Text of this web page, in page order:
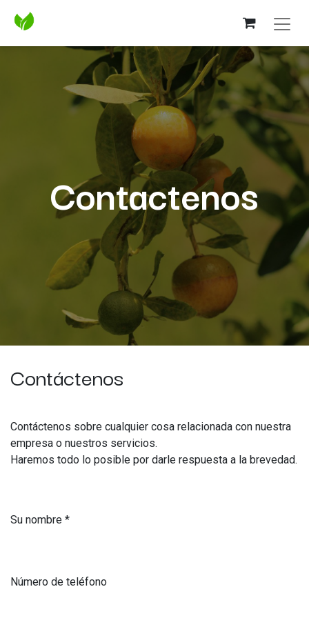
Contactenos
Contáctenos
Contáctenos sobre cualquier cosa relacionada con nuestra
empresa o nuestros servicios.
Haremos todo lo posible por darle respuesta a la brevedad.
Su nombre
Número de teléfono